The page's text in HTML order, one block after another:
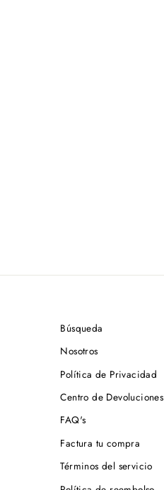
Búsqueda
Nosotros
Política de Privacidad
Centro de Devoluciones
FAQ's
Factura tu compra
Términos del servicio